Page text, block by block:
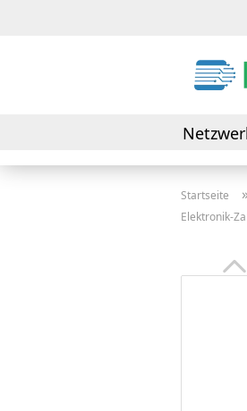
Daten-
Startseite
Elektronik-